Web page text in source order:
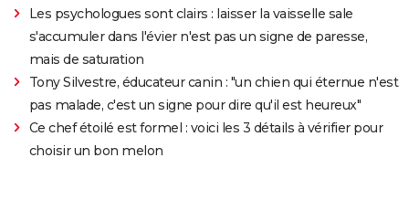
Les psychologues sont clairs : laisser la vaisselle sale
s'accumuler dans l'évier n'est pas un signe de paresse,
mais de saturation
Tony Silvestre, éducateur canin : "un chien qui éternue n'est
pas malade, c'est un signe pour dire qu'il est heureux"
Ce chef étoilé est formel : voici les 3 détails à vérifier pour
choisir un bon melon